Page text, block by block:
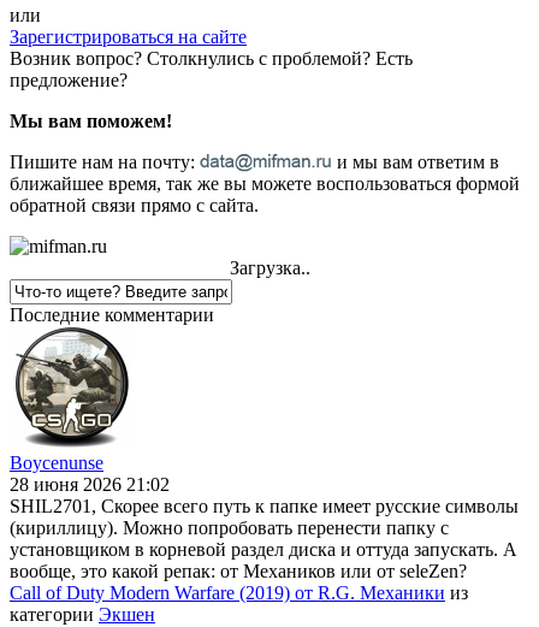
или
Зарегистрироваться на сайте
Возник вопрос? Столкнулись с проблемой? Есть
предложение?
Мы вам поможем!
Пишите нам на почту:
и мы вам ответим в
ближайшее время, так же вы можете воспользоваться формой
обратной связи прямо с сайта.
Загрузка..
Последние комментарии
Boycenunse
28 июня 2026 21:02
SHIL2701, Скорее всего путь к папке имеет русские символы
(кириллицу). Можно попробовать перенести папку с
установщиком в корневой раздел диска и оттуда запускать. А
вообще, это какой репак: от Механиков или от seleZen?
Call of Duty Modern Warfare (2019) от R.G. Механики из
категории Экшен